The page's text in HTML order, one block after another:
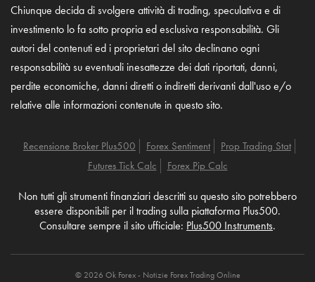
Chiunque decida di svolgere attività di trading, speculativa e di
investimento lo fa sotto propria ed esclusiva responsabilità. Gli
autori del contenuti ed i proprietari del sito declinano ogni
responsabilità su eventuali inesattezze dei dati riportati, danni,
perdite economiche, danni diretti o indiretti derivanti dall'uso e/o
relative alle informazioni contenute in questo sito.
Recensione Broker Plus500 Forex Sentiment
Prop Trading Stat
Futures Tick Calc
Forex Pip Calc
Non tutti gli strumenti finanziari descritti su questo sito potrebbero
essere disponibili per il trading sulla piattaforma Plus500.
Consultare sempre il sito ufficiale: Plus500 Instruments.
© 2026 Ok Forex - Notizie Forex Trading Online